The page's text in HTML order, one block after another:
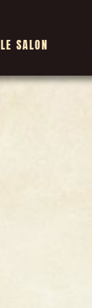
LE SALON